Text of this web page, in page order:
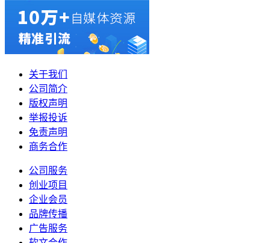
关于我们
公司简介
版权声明
举报投诉
免责声明
商务合作
公司服务
创业项目
企业会员
品牌传播
广告服务